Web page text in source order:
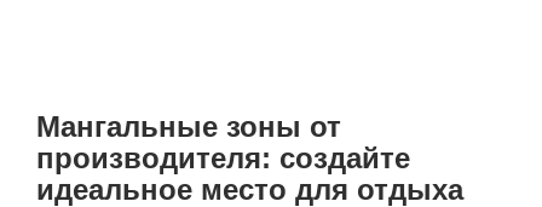
Мангальные зоны от
производителя: создайте
идеальное место для отдыха